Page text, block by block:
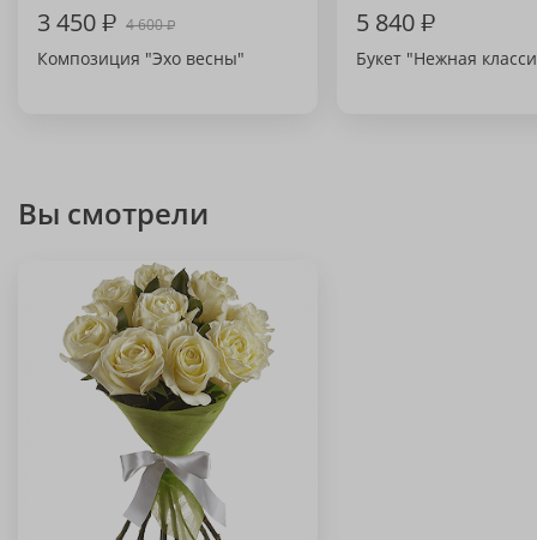
3 450₽ 4 600₽
Композиция "Эхо весны"
5 840₽
Букет "Нежная
Вы смотрели